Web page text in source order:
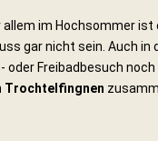
im Hochsommer ist
gar nicht sein. Auch
Freibadbesuch
Trochtelfingnen